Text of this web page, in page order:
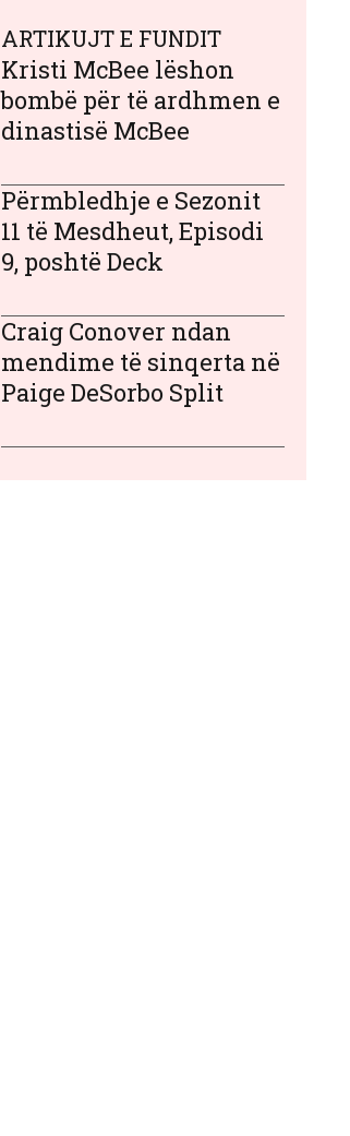
ARTIKUJT E FUNDIT
Kristi McBee lëshon
bombë për të ardhmen e
dinastisë McBee
Përmbledhje e Sezonit
11 të Mesdheut, Episodi
9, poshtë Deck
Craig Conover ndan
mendime të sinqerta në
Paige DeSorbo Split